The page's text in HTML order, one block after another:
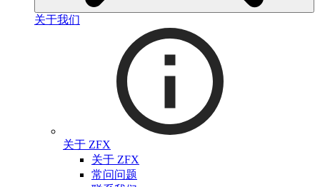
关于我们
关于 ZFX
关于 ZFX
常问问题